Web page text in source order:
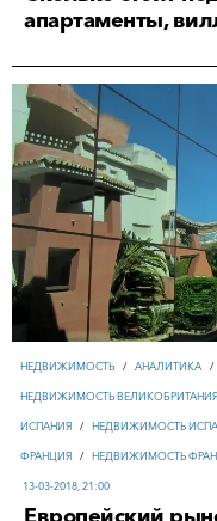
апартаменты,
НЕДВИЖИМОСТЬ / АНАЛИТИКА /
НЕДВИЖИМОСТЬ ВЕЛИКОБРИТАНИЯ
ИСПАНИЯ / НЕДВИЖИМОСТЬ
ФРАНЦИЯ / НЕДВИЖИМОСТЬ
13-03-2018, 21:00
Европейский